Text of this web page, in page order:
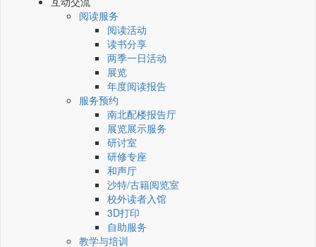
阅读服务
阅读活动
读书分享
两季一日活动
展览
年度阅读报告
服务预约
南北配楼报告厅
展览展示服务
研讨室
研修专座
和声厅
沙特/古籍阅览室
校外读者入馆
3D打印
自助服务
教学与培训